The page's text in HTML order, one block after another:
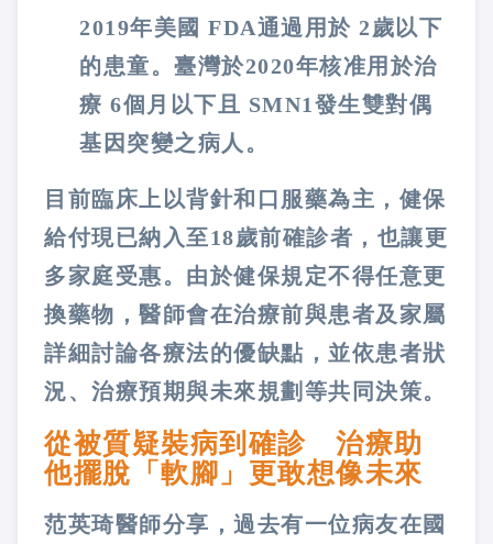
2019年美國 FDA通過用於 2歲以下
的患童。臺灣於2020年核准用於治
療 6個月以下且 SMN1發生雙對偶
基因突變之病人。
目前臨床上以背針和口服藥為主，健保
給付現已納入至18歲前確診者，也讓更
多家庭受惠。由於健保規定不得任意更
換藥物，醫師會在治療前與患者及家屬
詳細討論各療法的優缺點，並依患者狀
況、治療預期與未來規劃等共同決策。
從被質疑裝病到確診 治療助
他擺脫「軟腳」更敢想像未來
范英琦醫師分享，過去有一位病友在國